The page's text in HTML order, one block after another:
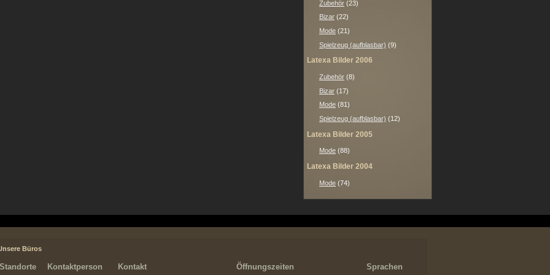
Zubehör (23)
Bizar (22)
Mode (21)
Spielzeug (aufblasbar) (9)
Latexa Bilder 2006
Zubehör (8)
Bizar (17)
Mode (81)
Spielzeug (aufblasbar) (12)
Latexa Bilder 2005
Mode (88)
Latexa Bilder 2004
Mode (74)
Büros
Standorte Kontaktperson Kontakt Öffnungszeiten Sprachen